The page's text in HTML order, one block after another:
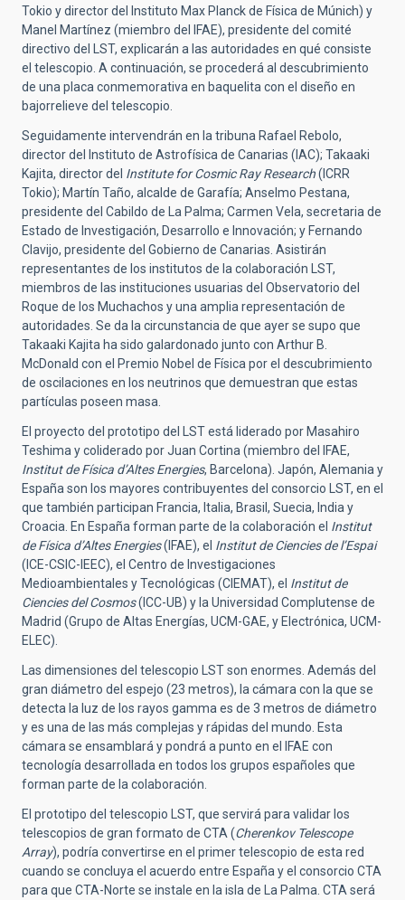
Tokio y director del Instituto Max Planck de Física de Múnich) y
Manel Martínez (miembro del IFAE), presidente del comité
directivo del LST, explicarán a las autoridades en qué consiste
el telescopio. A continuación, se procederá al descubrimiento
de una placa conmemorativa en baquelita con el diseño en
bajorrelieve del telescopio.
Seguidamente intervendrán en la tribuna Rafael Rebolo,
director del Instituto de Astrofísica de Canarias (IAC); Takaaki
Kajita, director del Institute for Cosmic Ray Research(ICRR
Tokio); Martín Taño, alcalde de Garafía; Anselmo Pestana,
presidente del Cabildo de La Palma; Carmen Vela, secretaria de
Estado de Investigación, Desarrollo e Innovación; y Fernando
Clavijo, presidente del Gobierno de Canarias. Asistirán
representantes de los institutos de la colaboración LST,
miembros de las instituciones usuarias del Observatorio del
Roque de los Muchachos y una amplia representación de
autoridades. Se da la circunstancia de que ayer se supo que
Takaaki Kajita ha sido galardonado junto con Arthur B.
McDonald con el Premio Nobel de Física por el descubrimiento
de oscilaciones en los neutrinos que demuestran que estas
partículas poseen masa.
El proyecto del prototipo del LST está liderado por Masahiro
Teshima y coliderado por Juan Cortina (miembro del IFAE,
Institut de Física d’Altes Energies, Barcelona). Japón, Alemania y
España son los mayores contribuyentes del consorcio LST, en el
que también participan Francia, Italia, Brasil, Suecia, India y
Croacia. En España forman parte de la colaboración el Institut
de Física d’Altes Energies(IFAE), el Institut de Ciencies de l’Espai
(ICE-CSIC-IEEC), el Centro de Investigaciones
Medioambientales y Tecnológicas (CIEMAT), el Institut de
Ciencies del Cosmos(ICC-UB) y la Universidad Complutense de
Madrid (Grupo de Altas Energías, UCM-GAE, y Electrónica, UCM-
ELEC).
Las dimensiones del telescopio LST son enormes. Además del
gran diámetro del espejo (23 metros), la cámara con la que se
detecta la luz de los rayos gamma es de 3 metros de diámetro
y es una de las más complejas y rápidas del mundo. Esta
cámara se ensamblará y pondrá a punto en el IFAE con
tecnología desarrollada en todos los grupos españoles que
forman parte de la colaboración.
El prototipo del telescopio LST, que servirá para validar los
telescopios de gran formato de CTA (Cherenkov Telescope
Array), podría convertirse en el primer telescopio de esta red
cuando se concluya el acuerdo entre España y el consorcio CTA
para que CTA-Norte se instale en la isla de La Palma. CTA será